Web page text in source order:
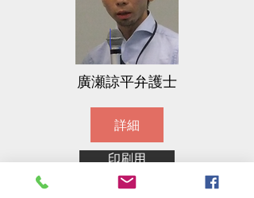
​廣瀬諒平弁護士
詳細
印刷用